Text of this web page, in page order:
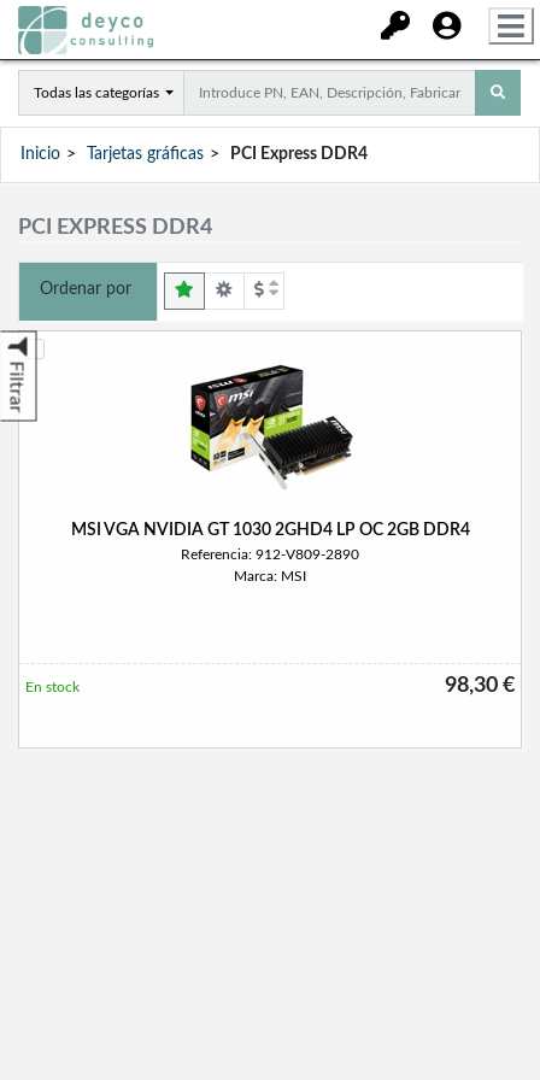
Todas las categorías
Inicio Tarjetas gráficas PCI Express DDR4
PCI EXPRESS DDR4
Filtrar
Ordenar por
MSI VGA NVIDIA GT 1030 2GHD4 LP OC 2GB DDR4
Referencia: 912-V809-2890
Marca: MSI
98,30 €
En stock